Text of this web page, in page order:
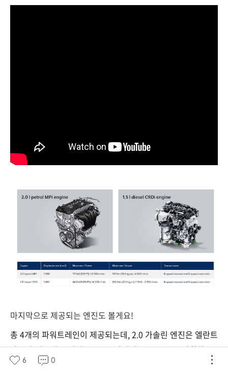
마지막으로 제공되는 엔진도 볼게요!
총 4개의 파워트레인이 제공되는데, 2.0 가솔린 엔진은 엘란트
라부터 검증받은 엔진으로 159마력에 19.5 토크를 발휘하고,
1.5 디젤 엔진은 115마력에 25.5 토크를 발휘합니다.
6 0